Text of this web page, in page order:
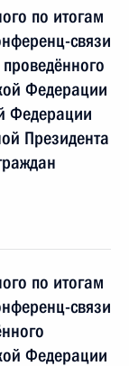
по итогам
связи
Федерации
Федерации
Президента
по итогам
связи
Федерации